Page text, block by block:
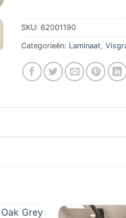
SKU:62001190
Categorieën: Laminaat,